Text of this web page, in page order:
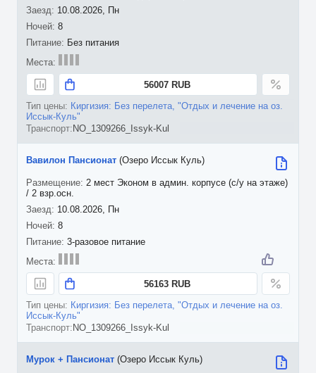
10.08.2026, Пн
8
Без питания
56007 RUB
Киргизия: Без перелета, "Отдых и лечение на оз.
Иссык-Куль"
NO_1309266_Issyk-Kul
10.08.2026, Пн
8
Вавилон Пансионат (Озеро Иссык Куль)
2 мест Эконом в админ. корпусе (с/у на этаже)
/ 2 взр.осн.
3-разовое питание
56163 RUB
Киргизия: Без перелета, "Отдых и лечение на оз.
Иссык-Куль"
NO_1309266_Issyk-Kul
Мурок + Пансионат (Озеро Иссык Куль)